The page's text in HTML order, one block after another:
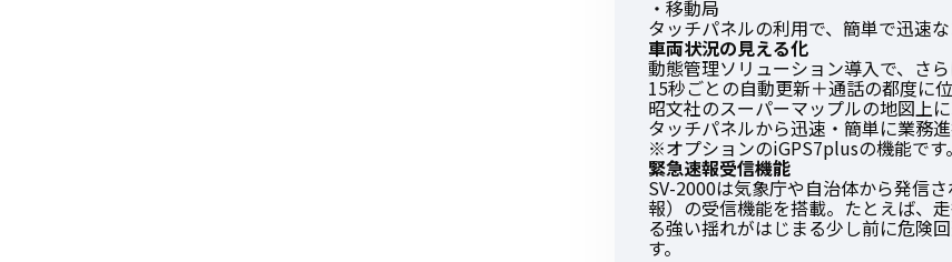
・移動局
タッチパネルの利用で、簡単で迅速
車両状況の見える化
動態管理ソリューション導入で、さ
15秒ごとの自動更新＋通話の都度に
昭文社のスーパーマップルの地図上
タッチパネルから迅速・簡単に業務
※オプションのiGPS7plusの機能です。
緊急速報受信機能
SV-2000は気象庁や自治体から発信
報）の受信機能を搭載。たとえば、
る強い揺れがはじまる少し前に危険
す。